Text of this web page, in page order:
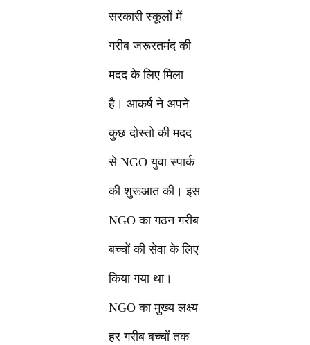
सरकारी स्कूलों में
गरीब जरूरतमंद की
मदद के लिए मिला
है। आकर्ष ने अपने
कुछ दोस्तो की मदद
से NGO युवा स्पार्क
की शुरूआत की। इस
NGO का गठन गरीब
बच्चों की सेवा के लिए
किया गया था।
NGO का मुख्य लक्ष्य
हर गरीब बच्चों तक